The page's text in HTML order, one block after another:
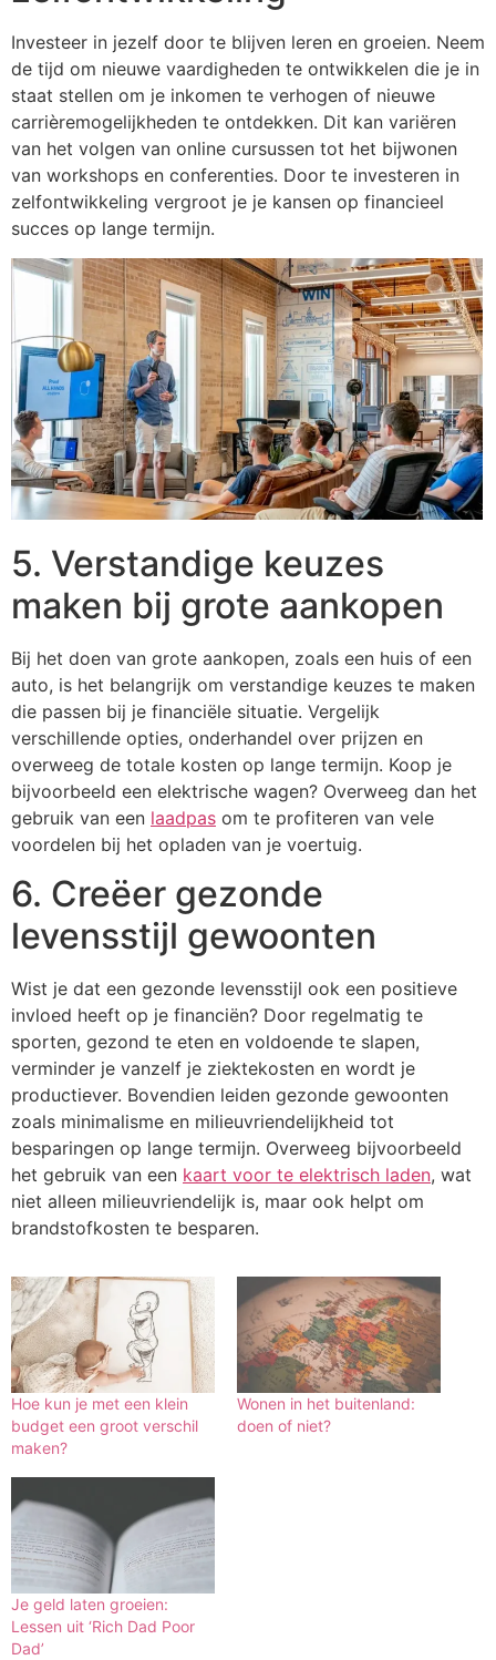
Investeer in jezelf door te blijven leren en groeien. Neem
de tijd om nieuwe vaardigheden te ontwikkelen die je in
staat stellen om je inkomen te verhogen of nieuwe
carrièremogelijkheden te ontdekken. Dit kan variëren
van het volgen van online cursussen tot het bijwonen
van workshops en conferenties. Door te investeren in
zelfontwikkeling vergroot je je kansen op financieel
succes op lange termijn.
5. Verstandige keuzes
maken bij grote aankopen
Bij het doen van grote aankopen, zoals een huis of een
auto, is het belangrijk om verstandige keuzes te maken
die passen bij je financiële situatie. Vergelijk
verschillende opties, onderhandel over prijzen en
overweeg de totale kosten op lange termijn. Koop je
bijvoorbeeld een elektrische wagen? Overweeg dan het
gebruik van een laadpas om te profiteren van vele
voordelen bij het opladen van je voertuig.
6. Creëer gezonde
levensstijl gewoonten
Wist je dat een gezonde levensstijl ook een positieve
invloed heeft op je financiën? Door regelmatig te
sporten, gezond te eten en voldoende te slapen,
verminder je vanzelf je ziektekosten en wordt je
productiever. Bovendien leiden gezonde gewoonten
zoals minimalisme en milieuvriendelijkheid tot
besparingen op lange termijn. Overweeg bijvoorbeeld
het gebruik van een kaart voor te elektrisch laden, wat
niet alleen milieuvriendelijk is, maar ook helpt om
brandstofkosten te besparen.
Hoe kun je met een klein
budget een groot verschil
maken?
Wonen in het buitenland:
doen of niet?
Je geld laten groeien:
Lessen uit ‘Rich Dad Poor
Dad’